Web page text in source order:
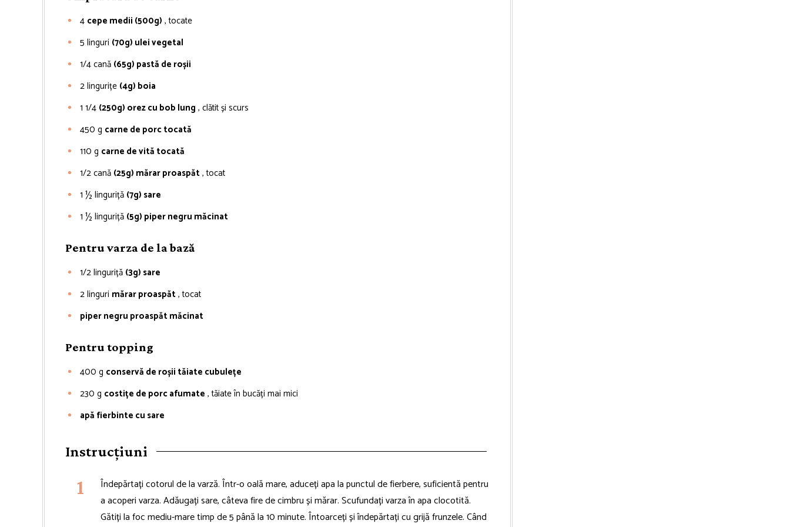
4 cepe medii (500g) , tocate
5 linguri (70g) ulei vegetal
1/4cană (65g) pastă de roșii
2lingurițe (4g) boia
1 1/4 (250g) orez cu bob lung , clătit și scurs
450 g carne de porc tocată
110 g carne de vită tocată
1/2cană (25g) mărar proaspăt, tocat
1 ½linguriță (7g) sare
1 ½linguriță (5g) piper negru măcinat
Pentru varza de la bază
1/2linguriță (3g) sare
2linguri mărar proaspăt, tocat
piper negru proaspăt măcinat
Pentru topping
400 g conservă de roșii tăiate cubulețe
230 g costițe de porc afumate , tăiate în bucăți mai mici
apă fierbinte cu sare
Instrucțiuni
Îndepărtați cotorul de la varză. Într-o oală mare, aduceți apa la punctul de fierbere, suficientă pentru
a acoperi varza. Adăugați sare, câteva fire de cimbru și mărar. Scufundați varza în apa clocotită.
Gătiți la foc mediu-mare timp de 5 până la 10 minute. Întoarceți și îndepărtați cu grijă frunzele. Când